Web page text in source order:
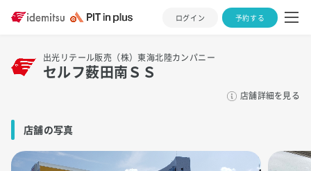
ログイン 予約する
出光リテール販売（株）東海北陸カンパニー
セルフ薮田南ＳＳ
店舗詳細を見る
店舗の写真